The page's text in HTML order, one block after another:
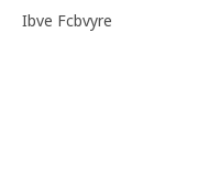
Ibve Fcbvyre